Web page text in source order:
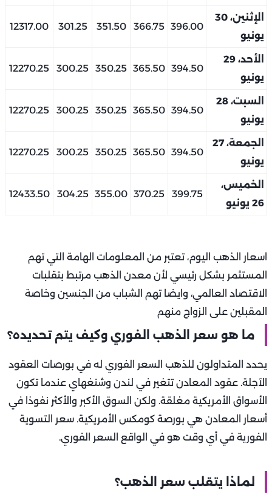
الإثنين، 30
يونيو
396.00
366.75
351.50
301.25
12317.00
الأحد، 29
يونيو
394.50
365.50
350.25
300.25
12270.25
السبت، 28
يونيو
394.50
365.50
350.25
300.25
12270.25
الجمعة، 27
يونيو
394.50
365.50
350.25
300.25
12270.25
الخميس،
26 يونيو
399.75
370.25
355.00
304.25
12433.50
اسعار الذهب اليوم، تعتبر من المعلومات الهامة التي تهم
المستثمر بشكل رئيسي لأن معدن الذهب مرتبط بتقلبات
الاقتصاد العالمي، وايضا تهم الشباب من الجنسين وخاصة
المقبلين على الزواج منهم
ما هو سعر الذهب الفوري وكيف يتم تحديده؟
يحدد المتداولون للذهب السعر الفوري له في بورصات العقود
الآجلة. عقود المعادن تتغير في لندن وشنغهاي عندما تكون
الأسواق الأمريكية مغلقة. ولكن السوق الأكبر والأكثر نفوذا في
أسعار المعادن هي بورصة كومكس الأمريكية. سعر التسوية
الفورية في أي وقت هو في الواقع السعر الفوري.
لماذا يتقلب سعر الذهب؟